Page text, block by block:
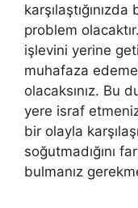
problem
işlevini yerine
muhafaza
olacaksınız. Bu
yere israf
bir olayla
soğutmadığını
bulmanız